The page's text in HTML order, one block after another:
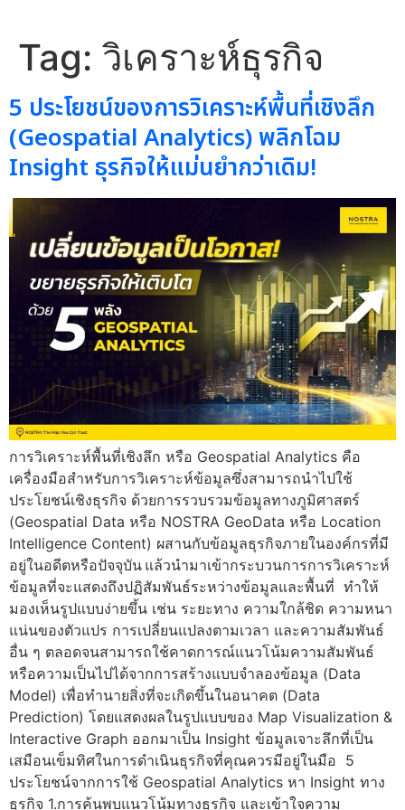
Tag: วิเคราะห์ธุรกิจ
5 ประโยชน์ของการวิเคราะห์พื้นที่เชิงลึก
(Geospatial Analytics) พลิกโฉม
Insight ธุรกิจให้แม่นยำกว่าเดิม!
การวิเคราะห์พื้นที่เชิงลึก หรือ Geospatial Analytics คือ
เครื่องมือสำหรับการวิเคราะห์ข้อมูลซึ่งสามารถนำไปใช้
ประโยชน์เชิงธุรกิจ ด้วยการรวบรวมข้อมูลทางภูมิศาสตร์
(Geospatial Data หรือ NOSTRA GeoData หรือ Location
Intelligence Content) ผสานกับข้อมูลธุรกิจภายในองค์กรที่มี
อยู่ในอดีตหรือปัจจุบัน แล้วนำมาเข้ากระบวนการการวิเคราะห์
ข้อมูลที่จะแสดงถึงปฏิสัมพันธ์ระหว่างข้อมูลและพื้นที่ ทำให้
มองเห็นรูปแบบง่ายขึ้น เช่น ระยะทาง ความใกล้ชิด ความหนา
แน่นของตัวแปร การเปลี่ยนแปลงตามเวลา และความสัมพันธ์
อื่น ๆ ตลอดจนสามารถใช้คาดการณ์แนวโน้มความสัมพันธ์
หรือความเป็นไปได้จากการสร้างแบบจำลองข้อมูล (Data
Model) เพื่อทำนายสิ่งที่จะเกิดขึ้นในอนาคต (Data
Prediction) โดยแสดงผลในรูปแบบของ Map Visualization &
Interactive Graph ออกมาเป็น Insight ข้อมูลเจาะลึกที่เป็น
เสมือนเข็มทิศในการดำเนินธุรกิจที่คุณควรมีอยู่ในมือ 5
ประโยชน์จากการใช้ Geospatial Analytics หา Insight ทาง
ธุรกิจ 1.การค้นพบแนวโน้มทางธุรกิจ และเข้าใจความ